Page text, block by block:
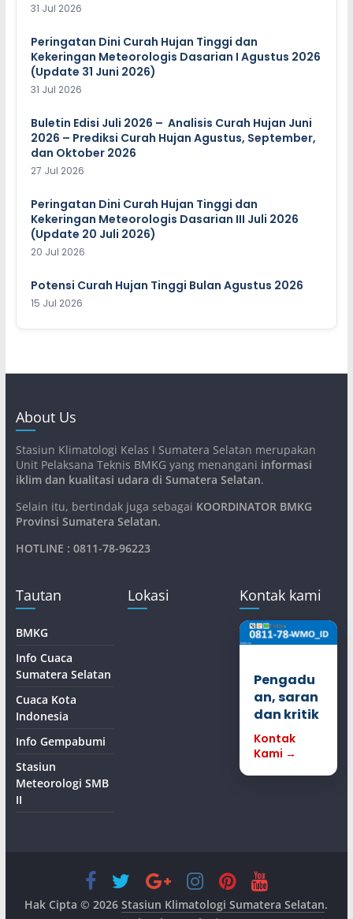
31 Jul 2026
Peringatan Dini Curah Hujan Tinggi dan
Kekeringan Meteorologis Dasarian I Agustus 2026
(Update 31 Juni 2026)
31 Jul 2026
Buletin Edisi Juli 2026 – Analisis Curah Hujan Juni
2026 – Prediksi Curah Hujan Agustus, September,
dan Oktober 2026
27 Jul 2026
Peringatan Dini Curah Hujan Tinggi dan
Kekeringan Meteorologis Dasarian III Juli 2026
(Update 20 Juli 2026)
20 Jul 2026
Potensi Curah Hujan Tinggi Bulan Agustus 2026
15 Jul 2026
About Us
Stasiun Klimatologi Kelas I Sumatera Selatan merupakan
Unit Pelaksana Teknis BMKG yang menangani informasi
iklim dan kualitasi udara di Sumatera Selatan.
Selain itu, bertindak juga sebagai KOORDINATOR BMKG
Provinsi Sumatera Selatan.
HOTLINE : 0811-78-96223
Tautan
BMKG
Info Cuaca
Sumatera Selatan
Cuaca Kota
Indonesia
Info Gempabumi
Stasiun
Meteorologi SMB
II
Lokasi Kontak kami
Pengadu
an, saran
dan kritik
Kontak
Kami →
Hak Cipta © 2026Stasiun Klimatologi Sumatera Selatan.